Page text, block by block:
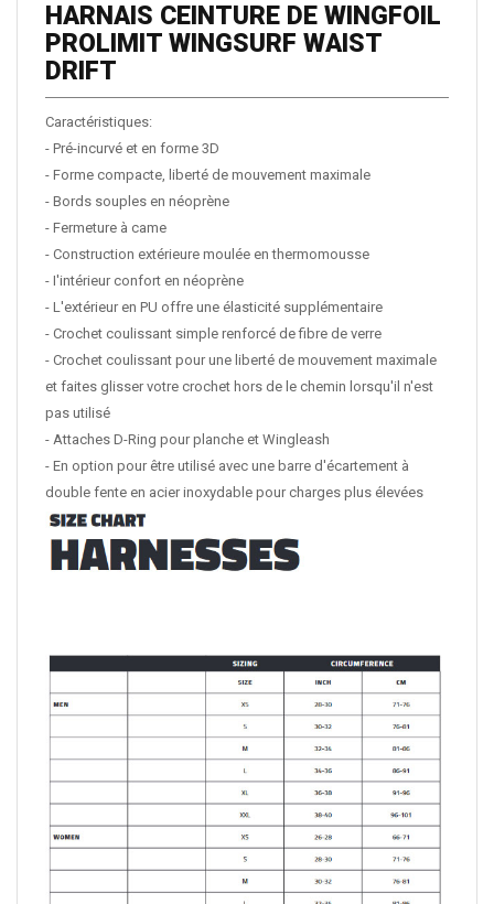
HARNAIS CEINTURE DE WINGFOIL
PROLIMIT WINGSURF WAIST
DRIFT
Caractéristiques:
- Pré-incurvé et en forme 3D
- Forme compacte, liberté de mouvement maximale
- Bords souples en néoprène
- Fermeture à came
- Construction extérieure moulée en thermomousse
- I'intérieur confort en néoprène
- L'extérieur en PU offre une élasticité supplémentaire
- Crochet coulissant simple renforcé de fibre de verre
- Crochet coulissant pour une liberté de mouvement maximale
et faites glisser votre crochet hors de le chemin lorsqu'il n'est
pas utilisé
- Attaches D-Ring pour planche et Wingleash
- En option pour être utilisé avec une barre d'écartement à
double fente en acier inoxydable pour charges plus élevées